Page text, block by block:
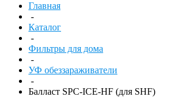
Главная
-
Каталог
-
Фильтры для дома
-
УФ обеззараживатели
-
Балласт SPC-ICE-HF (для SHF)